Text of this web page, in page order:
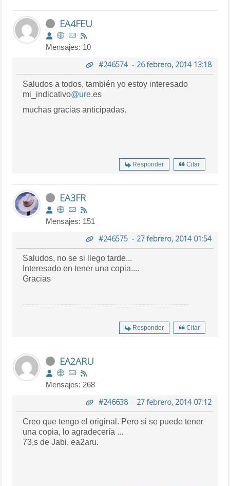
EA4FEU
Mensajes: 10
#246574- 26 febrero, 2014 13:18
Saludos a todos, también yo estoy interesado
mi_indicativo@ure.es
muchas gracias anticipadas.
Responder Citar
EA3FR
Mensajes: 151
#246575- 27 febrero, 2014 01:54
Saludos, no se si llego tarde...
Interesado en tener una copia....
Gracias
Responder Citar
EA2ARU
Mensajes: 268
#246638- 27 febrero, 2014 07:12
Creo que tengo el original. Pero si se puede tener
una copia, lo agradecería ...
73,s de Jabi, ea2aru.